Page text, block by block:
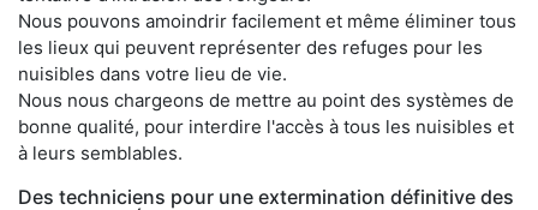
Nous pouvons amoindrir facilement et même éliminer tous
les lieux qui peuvent représenter des refuges pour les
nuisibles dans votre lieu de vie.
Nous nous chargeons de mettre au point des systèmes de
bonne qualité, pour interdire l'accès à tous les nuisibles et
à leurs semblables.
Des techniciens pour une extermination définitive des